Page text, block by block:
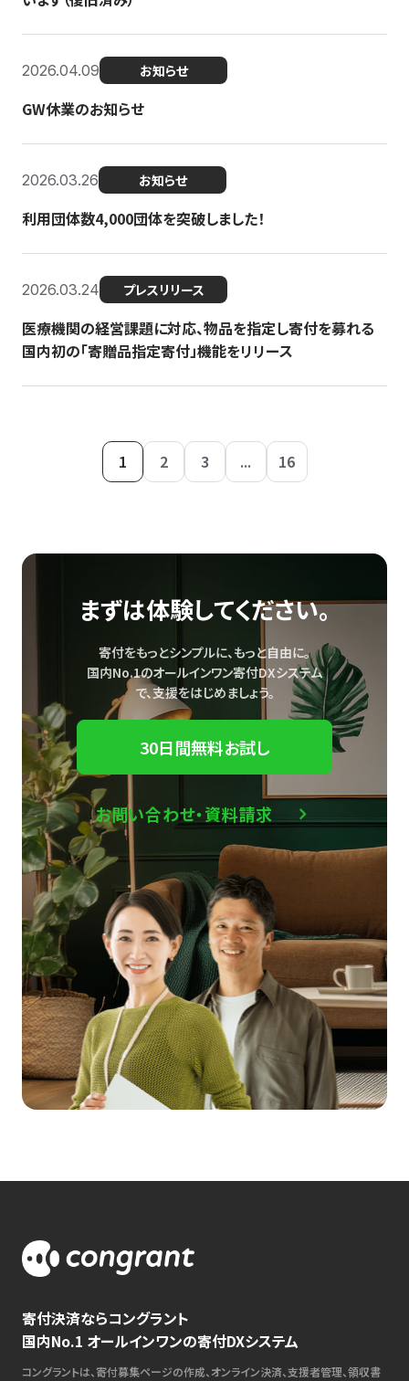
2026.04.09 お知らせ
GW休業のお知らせ
2026.03.26 お知らせ
利用団体数4,000団体を突破しました！
2026.03.24 プレスリリース
医療機関の経営課題に対応、物品を指定し寄付を募れる
国内初の「寄贈品指定寄付」機能をリリース
1 2 3 ... 16
まずは体験してください。
寄付をもっとシンプルに、もっと自由に。
国内No.1のオールインワン寄付DXシステム
で、支援をはじめましょう。
30日間無料お試し
お問い合わせ・資料請求
寄付決済ならコングラント
国内No.1 オールインワンの寄付DXシステム
コングラントは、寄付募集ページの作成、オンライン決済、支援者管理、領収書